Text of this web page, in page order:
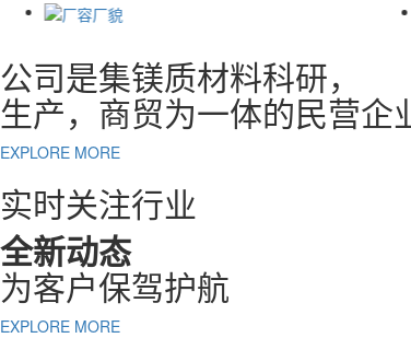
公司是集镁质材料科研，
生产，商贸为一体的民营企
EXPLORE MORE
实时关注行业
全新动态
为客户保驾护航
EXPLORE MORE